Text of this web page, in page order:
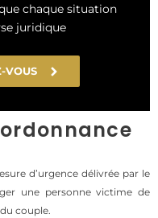
chaque situation
juridique
VOUS
d’urgence délivrée par le
une personne victime de
couple.